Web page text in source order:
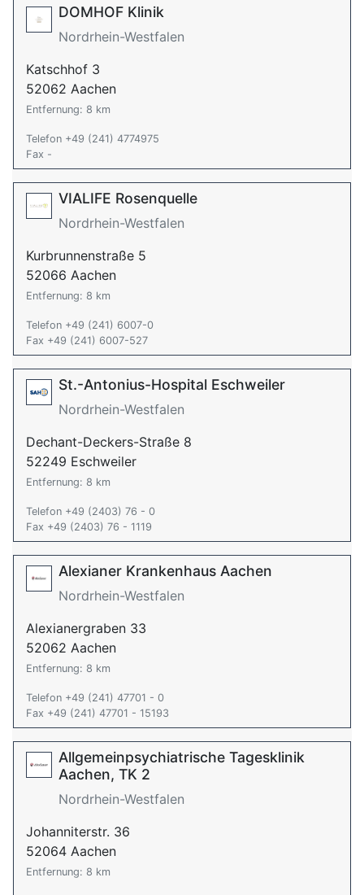
DOMHOF Klinik
Nordrhein-Westfalen
Katschhof 3
52062 Aachen
Entfernung: 8 km
Telefon +49 (241) 4774975
Fax -
VIALIFE Rosenquelle
Nordrhein-Westfalen
Kurbrunnenstraße 5
52066 Aachen
Entfernung: 8 km
Telefon +49 (241) 6007-0
Fax +49 (241) 6007-527
St.-Antonius-Hospital Eschweiler
Nordrhein-Westfalen
Dechant-Deckers-Straße 8
52249 Eschweiler
Entfernung: 8 km
Telefon +49 (2403) 76 - 0
Fax +49 (2403) 76 - 1119
Alexianer Krankenhaus Aachen
Nordrhein-Westfalen
Alexianergraben 33
52062 Aachen
Entfernung: 8 km
Telefon +49 (241) 47701 - 0
Fax +49 (241) 47701 - 15193
Allgemeinpsychiatrische Tagesklinik
Aachen, TK 2
Nordrhein-Westfalen
Johanniterstr. 36
52064 Aachen
Entfernung: 8 km